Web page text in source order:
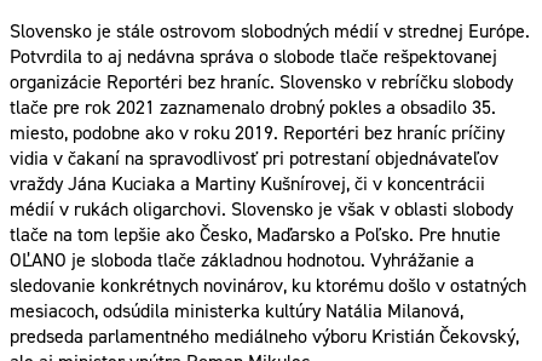
Slovensko je stále ostrovom slobodných médií v strednej Európe.
Potvrdila to aj nedávna správa o slobode tlače rešpektovanej
organizácie Reportéri bez hraníc. Slovensko v rebríčku slobody
tlače pre rok 2021 zaznamenalo drobný pokles a obsadilo 35.
miesto, podobne ako v roku 2019. Reportéri bez hraníc príčiny
vidia v čakaní na spravodlivosť pri potrestaní objednávateľov
vraždy Jána Kuciaka a Martiny Kušnírovej, či v koncentrácii
médií v rukách oligarchovi. Slovensko je však v oblasti slobody
tlače na tom lepšie ako Česko, Maďarsko a Poľsko. Pre hnutie
OĽANO je sloboda tlače základnou hodnotou. Vyhrážanie a
sledovanie konkrétnych novinárov, ku ktorému došlo v ostatných
mesiacoch, odsúdila ministerka kultúry Natália Milanová,
predseda parlamentného mediálneho výboru Kristián Čekovský,